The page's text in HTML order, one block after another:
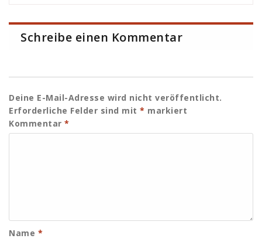
Schreibe einen Kommentar
Deine E-Mail-Adresse wird nicht veröffentlicht.
Erforderliche Felder sind mit * markiert
Kommentar *
Name *